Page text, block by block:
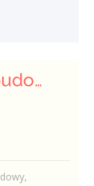
Asystent kierownika budowy